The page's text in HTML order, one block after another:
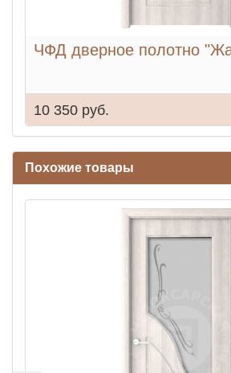
ЧФД дверное полотно
10 350 руб.
Похожие товары